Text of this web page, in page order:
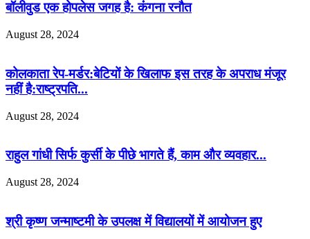
बॉलीवुड एक होपलेस जगह है: कंंगना रनौत
August 28, 2024
कोलकाता रेप-मर्डर:बेटियों के खिलाफ इस तरह के अपराध मंजूर
नहीं है:राष्ट्रपति...
August 28, 2024
राहुल गांधी सिर्फ कुर्सी के पीछे भागते हैं, काम और व्यवहार...
August 28, 2024
श्री कृष्ण जन्माष्टमी के उपलक्ष में विद्यालयों में आयोजन हुए